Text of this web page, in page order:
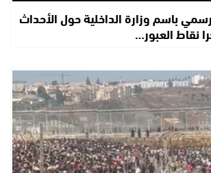
باسم وزارة الداخلية حول الأحداث
نقاط العبور…